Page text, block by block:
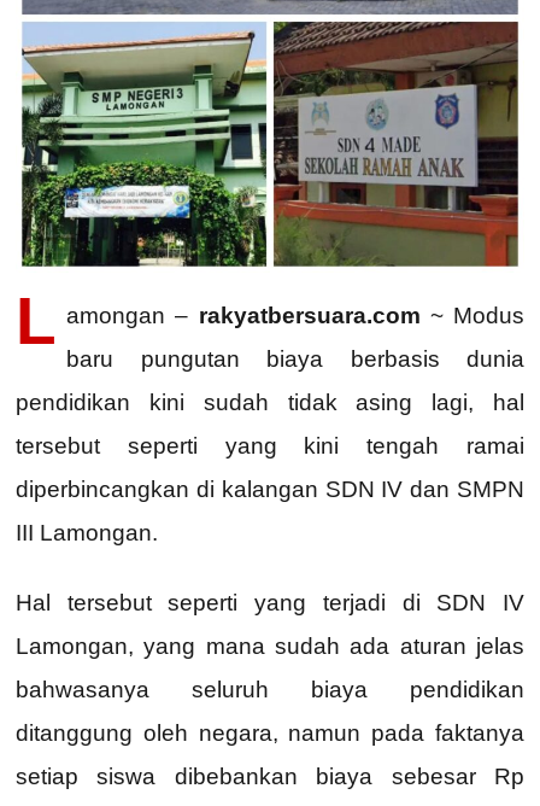
L amongan – rakyatbersuara.com ~ Modus
baru pungutan biaya berbasis dunia
pendidikan kini sudah tidak asing lagi, hal
tersebut seperti yang kini tengah ramai
diperbincangkan di kalangan SDN IV dan SMPN
III Lamongan.
Hal tersebut seperti yang terjadi di SDN IV
Lamongan, yang mana sudah ada aturan jelas
bahwasanya seluruh biaya pendidikan
ditanggung oleh negara, namun pada faktanya
setiap siswa dibebankan biaya sebesar Rp